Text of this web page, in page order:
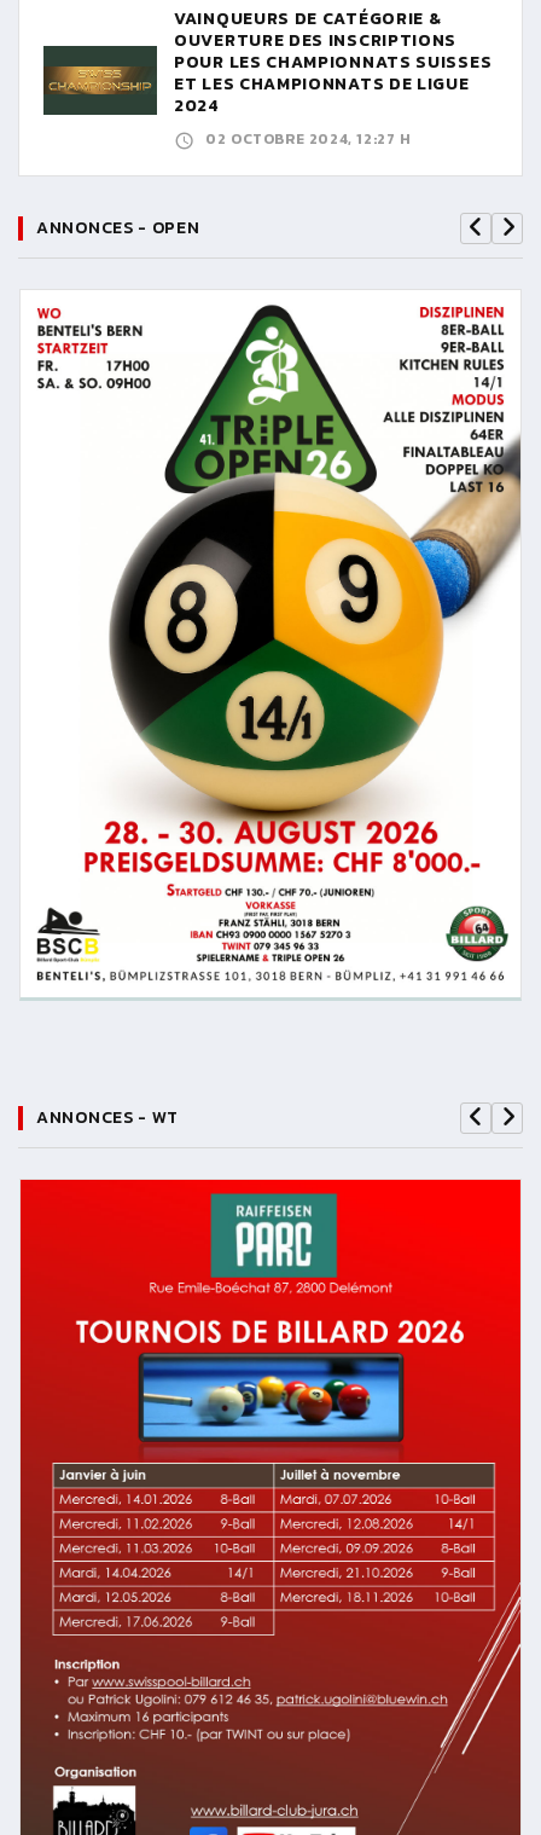
VAINQUEURS DE CATÉGORIE &
OUVERTURE DES INSCRIPTIONS
POUR LES CHAMPIONNATS SUISSES
ET LES CHAMPIONNATS DE LIGUE
2024
02 OCTOBRE 2024, 12:27 H
ANNONCES - OPEN
ANNONCES - WT